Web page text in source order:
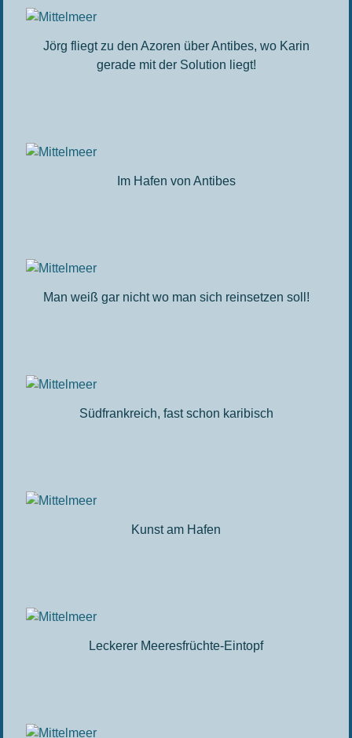
Jörg fliegt zu den Azoren über Antibes, wo Karin
gerade mit der Solution liegt!
Im Hafen von Antibes
Man weiß gar nicht wo man sich reinsetzen soll!
Südfrankreich, fast schon karibisch
Kunst am Hafen
Leckerer Meeresfrüchte-Eintopf